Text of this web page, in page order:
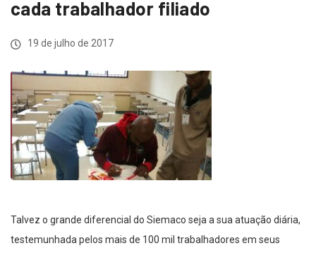
cada trabalhador filiado
19 de julho de 2017
Talvez o grande diferencial do Siemaco seja a sua atuação diária,
testemunhada pelos mais de 100 mil trabalhadores em seus